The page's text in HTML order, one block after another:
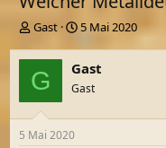
E
s
t
e
l
l
e
Gast
E
t
e
l
5 Mai 2020
G Gast
Gast
5 Mai 2020